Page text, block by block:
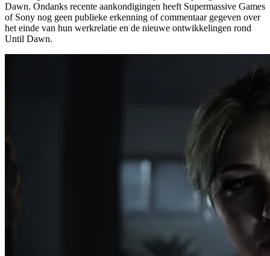
Dawn. Ondanks recente aankondigingen heeft Supermassive Games
of Sony nog geen publieke erkenning of commentaar gegeven over
het einde van hun werkrelatie en de nieuwe ontwikkelingen rond
Until Dawn.